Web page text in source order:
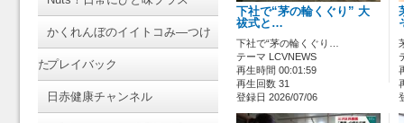
かくれんぼのイイトコみ―つけ
たプレイバック
日赤健康チャンネル
下社で“茅の輪くぐり” 大
祓式と…
下社で“茅の輪くぐり…
テーマ LCVNEWS
再生時間 00:01:59
再生回数 31
登録日 2026/07/06